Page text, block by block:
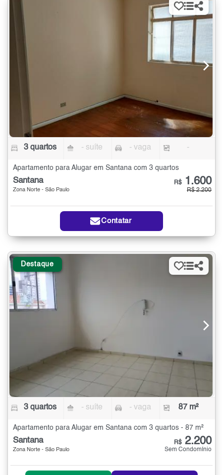
3 quartos - suíte - vaga -
Apartamento para Alugar em Santana com 3 quartos
Santana
Zona Norte - São Paulo
R$ 1.600
R$ 2.200
Contatar
Destaque
3 quartos - suíte - vaga 87 m²
Apartamento para Alugar em Santana com 3 quartos - 87 m²
Santana
Zona Norte - São Paulo
R$ 2.200
Sem Condomínio